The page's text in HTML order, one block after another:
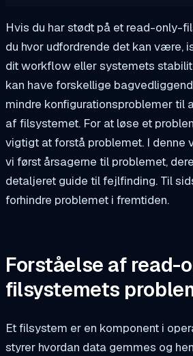
Hvis du har stødt på et read-only-
du hvor udfordrende det kan være,
dit workflow eller systemets
kan have forskellige
mindre konfigurationsproblemer til
af filsystemet. For at løse et
vigtigt at forstå problemet. I denne
vi først årsagerne til problemet,
detaljeret guide til fejlfinding. Til
forhindre problemet i fremtiden.
Forståelse af read-
filsystemets
Et filsystem er en komponent i
styrer hvordan data gemmes og